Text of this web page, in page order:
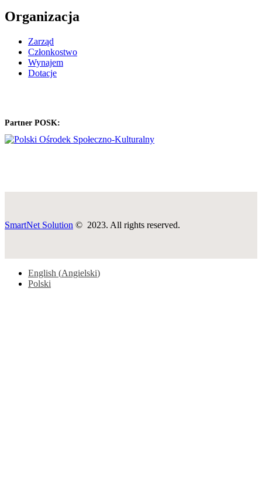
Organizacja
Zarząd
Członkostwo
Wynajem
Dotacje
Partner POSK:
SmartNet Solution © 2023. All rights reserved.
English (Angielski)
Polski